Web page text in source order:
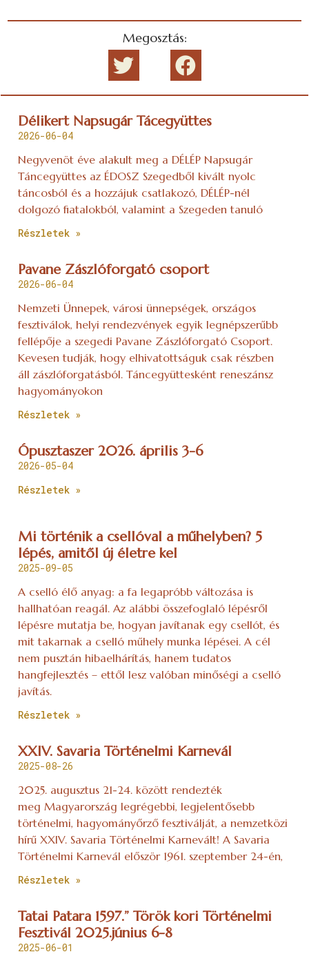
Megosztás:
Délikert Napsugár Tácegyüttes
2026-06-04
Negyvenöt éve alakult meg a DÉLÉP Napsugár
Táncegyüttes az ÉDOSZ Szegedből kivált nyolc
táncosból és a hozzájuk csatlakozó, DÉLÉP-nél
dolgozó fiatalokból, valamint a Szegeden tanuló
Részletek »
Pavane Zászlóforgató csoport
2026-06-04
Nemzeti Ünnepek, városi ünnepségek, országos
fesztiválok, helyi rendezvények egyik legnépszerűbb
fellépője a szegedi Pavane Zászlóforgató Csoport.
Kevesen tudják, hogy elhivatottságuk csak részben
áll zászlóforgatásból. Táncegyüttesként reneszánsz
hagyományokon
Részletek »
Ópusztaszer 2026. április 3-6
2026-05-04
Részletek »
Mi történik a csellóval a műhelyben? 5
lépés, amitől új életre kel
2025-09-05
A cselló élő anyag: a fa legapróbb változása is
hallhatóan reagál. Az alábbi összefoglaló lépésről
lépésre mutatja be, hogyan javítanak egy csellót, és
mit takarnak a cselló műhely munka lépései. A cél
nem pusztán hibaelhárítás, hanem tudatos
hangfejlesztés – ettől lesz valóban minőségi a cselló
javítás.
Részletek »
XXIV. Savaria Történelmi Karnevál
2025-08-26
2025. augusztus 21-24. között rendezték
meg Magyarország legrégebbi, legjelentősebb
történelmi, hagyományőrző fesztiválját, a nemzetközi
hírű XXIV. Savaria Történelmi Karnevált! A Savaria
Történelmi Karnevál először 1961. szeptember 24-én,
Részletek »
Tatai Patara 1597.” Török kori Történelmi
Fesztivál 2025.június 6-8
2025-06-01